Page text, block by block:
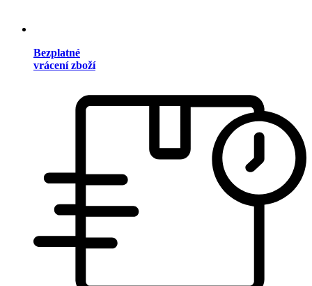
Bezplatné
vrácení zboží